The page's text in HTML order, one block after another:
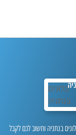
בנתניה וחשוב לכם לקבל